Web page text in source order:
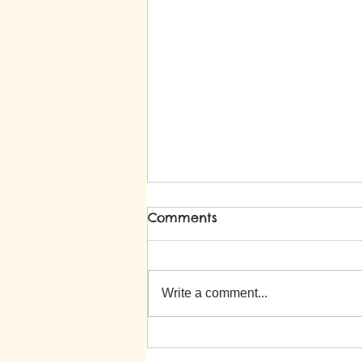
来ませんか？令和9年度入
Comments
Write a comment...